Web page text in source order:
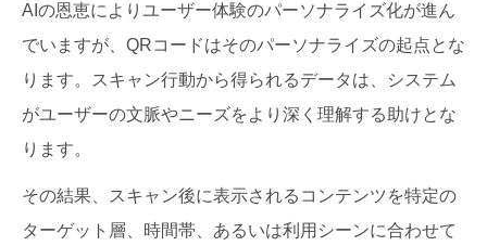
AIの恩恵によりユーザー体験のパーソナライズ化が進ん
でいますが、QRコードはそのパーソナライズの起点とな
ります。スキャン行動から得られるデータは、システム
がユーザーの文脈やニーズをより深く理解する助けとな
ります。
その結果、スキャン後に表示されるコンテンツを特定の
ターゲット層、時間帯、あるいは利用シーンに合わせて